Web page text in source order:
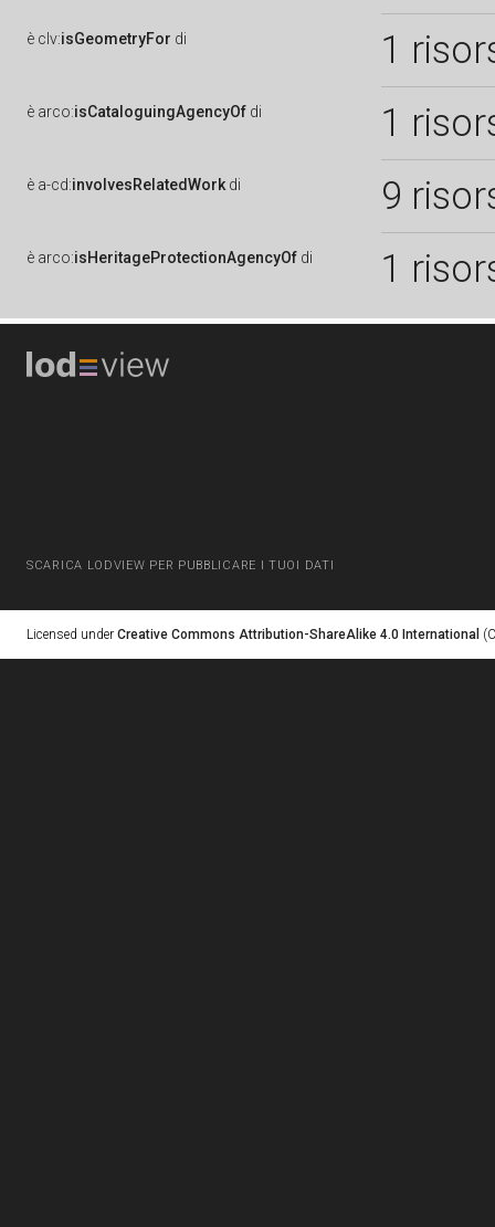
è clv:isGeometryFor di 1
è arco:isCataloguingAgencyOf di 1
è a-cd:involvesRelatedWork di 9
è arco:isHeritageProtectionAgencyOf di 1
SCARICA LODVIEW PER PUBBLICARE I TUOI DATI
Licensed under Creative Commons Attribution-ShareAlike 4.0 International